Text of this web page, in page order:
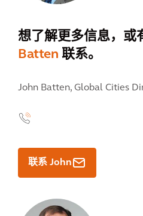
想了解更多信息，或
Batten 联系。
John Batten, Global Cities
联系 John